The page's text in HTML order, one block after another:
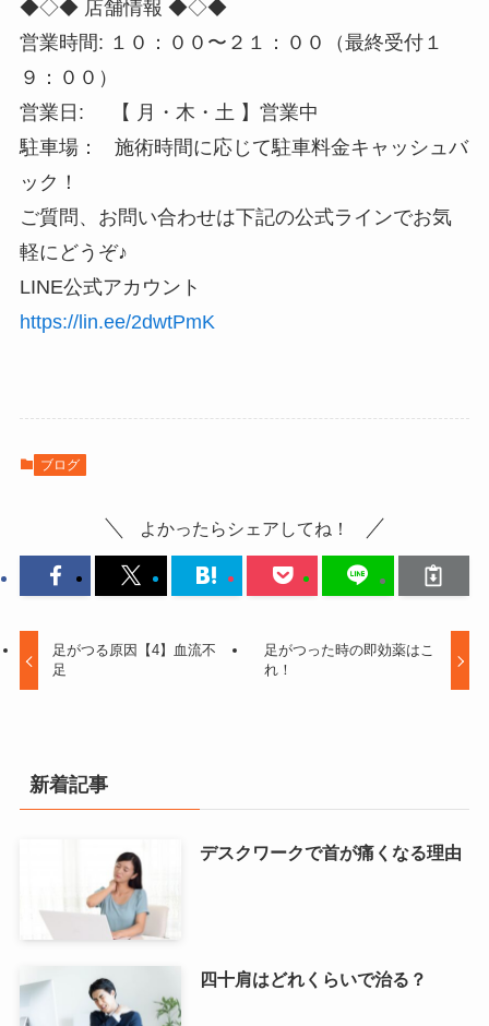
◆◇◆ 店舗情報 ◆◇◆
営業時間: １０：００〜２１：００（最終受付１
９：００）
営業日: 【 月・木・土 】営業中
駐車場： 施術時間に応じて駐車料金キャッシュバ
ック！
ご質問、お問い合わせは下記の公式ラインでお気
軽にどうぞ♪
LINE公式アカウント
https://lin.ee/2dwtPmK
ブログ
よかったらシェアしてね！
足がつる原因【4】血流不
足
足がつった時の即効薬はこ
れ！
新着記事
デスクワークで首が痛くなる理由
四十肩はどれくらいで治る？